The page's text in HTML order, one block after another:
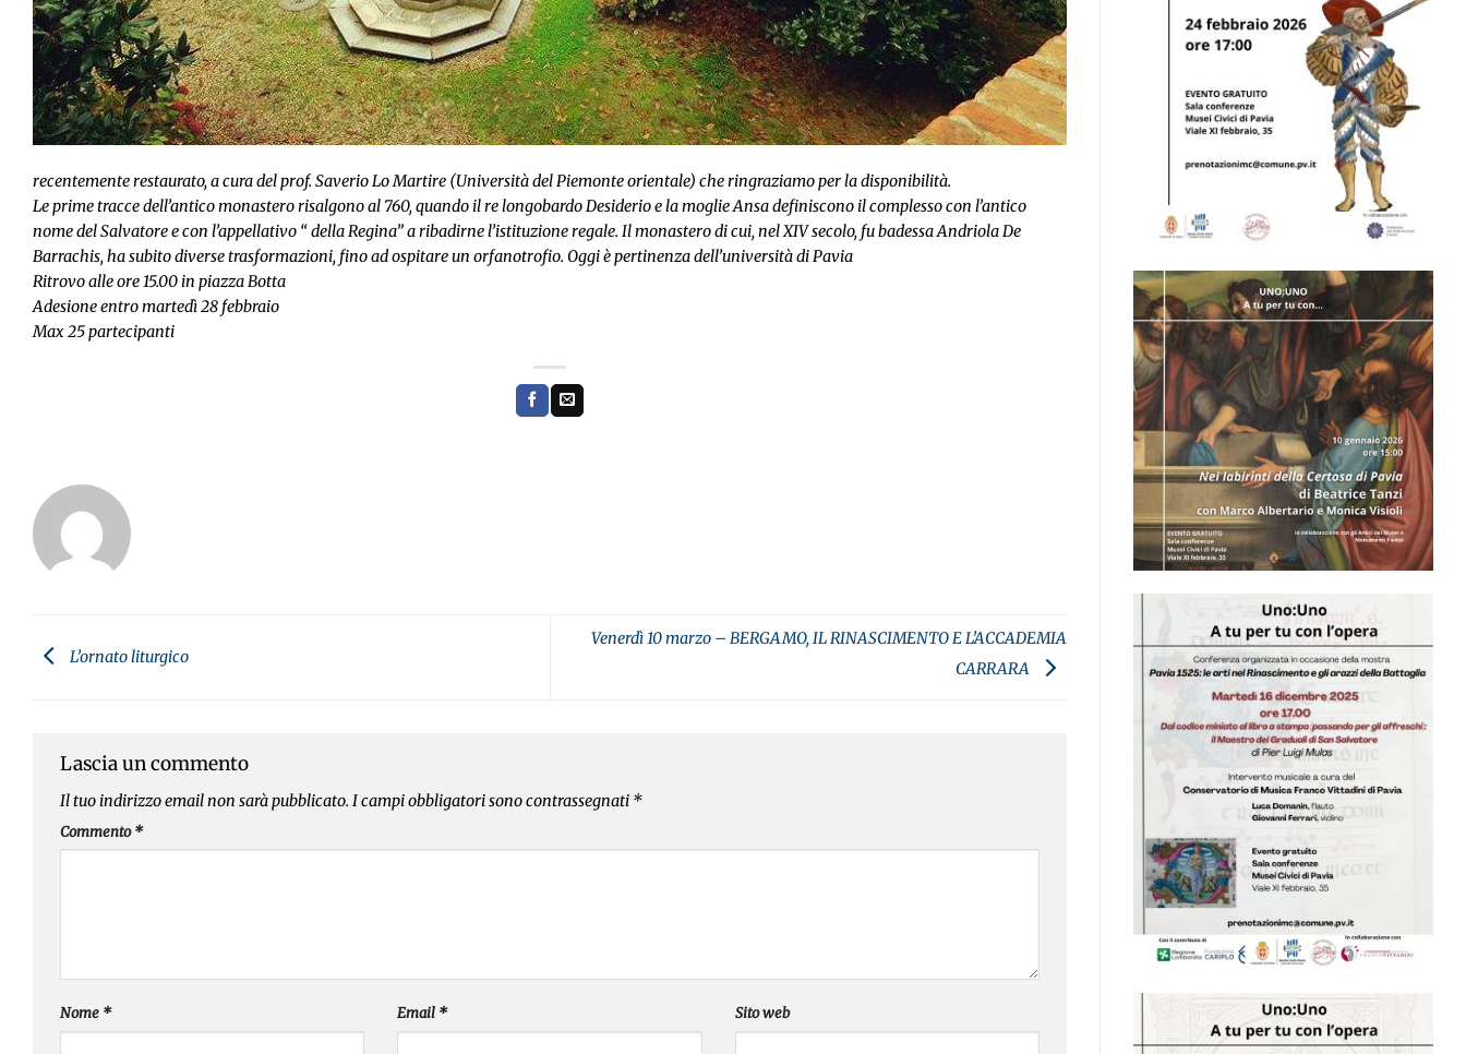
recentemente restaurato, a cura del prof. Saverio Lo Martire (Università del Piemonte orientale) che ringraziamo per la disponibilità.
Le prime tracce dell’antico monastero risalgono al 760, quando il re longobardo Desiderio e la moglie Ansa definiscono il complesso con l’antico
nome del Salvatore e con l’appellativo “ della Regina” a ribadirne l’istituzione regale. Il monastero di cui, nel XIV secolo, fu badessa Andriola De
Barrachis, ha subito diverse trasformazioni, fino ad ospitare un orfanotrofio. Oggi è pertinenza dell’università di Pavia
Ritrovo alle ore 15.00 in piazza Botta
Adesione entro martedì 28 febbraio
Max 25 partecipanti
L’ornato liturgico
Venerdì 10 marzo – BERGAMO, IL RINASCIMENTO E L’ACCADEMIA
CARRARA
Lascia un commento
Il tuo indirizzo email non sarà pubblicato. I campi obbligatori sono contrassegnati *
Commento*
Nome * Email * Sito web